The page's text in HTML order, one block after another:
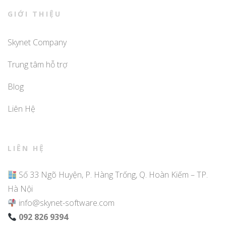
GIỚI THIỆU
Skynet Company
Trung tâm hỗ trợ
Blog
Liên Hệ
LIÊN HỆ
Số 33 Ngõ Huyện, P. Hàng Trống, Q. Hoàn Kiếm – TP.
Hà Nội
info@skynet-software.com
092 826 9394